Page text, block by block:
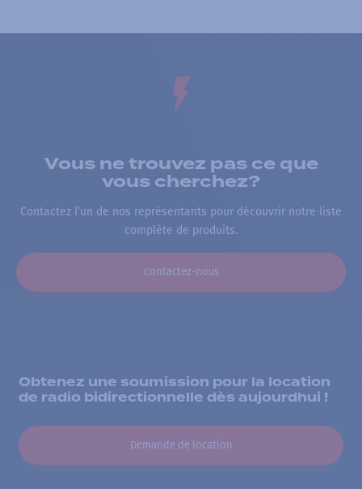
Vous ne trouvez pas ce que
vous cherchez?
Contactez l’un de nos représentants pour découvrir notre liste
complète de produits.
Contactez-nous
Obtenez une soumission pour la location
de radio bidirectionnelle dès aujourdhui !
Demande de location